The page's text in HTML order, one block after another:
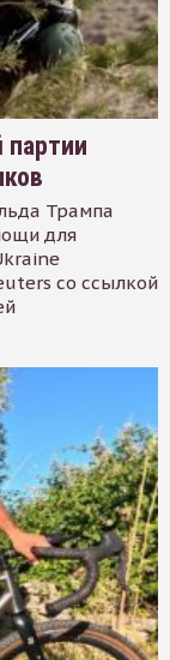
Трампа
для
со ссылкой